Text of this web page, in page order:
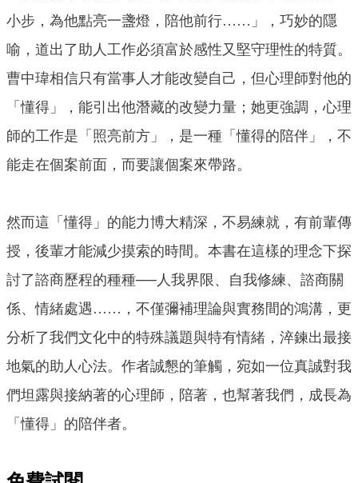
小步，為他點亮一盞燈，陪他前行……」，巧妙的隱
喻，道出了助人工作必須富於感性又堅守理性的特質。
曹中瑋相信只有當事人才能改變自己，但心理師對他的
「懂得」，能引出他潛藏的改變力量；她更強調，心理
師的工作是「照亮前方」，是一種「懂得的陪伴」，不
能走在個案前面，而要讓個案來帶路。
然而這「懂得」的能力博大精深，不易練就，有前輩傳
授，後輩才能減少摸索的時間。本書在這樣的理念下探
討了諮商歷程的種種──人我界限、自我修練、諮商關
係、情緒處遇……，不僅彌補理論與實務間的鴻溝，更
分析了我們文化中的特殊議題與特有情緒，淬鍊出最接
地氣的助人心法。作者誠懇的筆觸，宛如一位真誠對我
們坦露與接納著的心理師，陪著，也幫著我們，成長為
「懂得」的陪伴者。